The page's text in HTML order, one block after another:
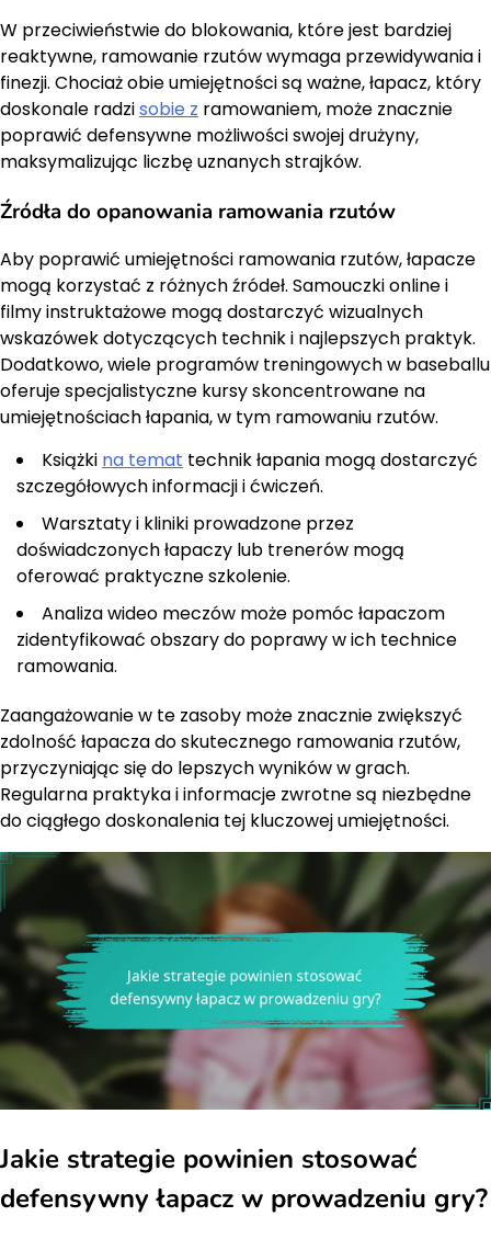
W przeciwieństwie do blokowania, które jest bardziej
reaktywne, ramowanie rzutów wymaga przewidywania i
finezji. Chociaż obie umiejętności są ważne, łapacz, który
doskonale radzisobie z ramowaniem, może znacznie
poprawić defensywne możliwości swojej drużyny,
maksymalizując liczbę uznanych strajków.
Źródła do opanowania ramowania rzutów
Aby poprawić umiejętności ramowania rzutów, łapacze
mogą korzystać z różnych źródeł. Samouczki online i
filmy instruktażowe mogą dostarczyć wizualnych
wskazówek dotyczących technik i najlepszych praktyk.
Dodatkowo, wiele programów treningowych w baseballu
oferuje specjalistyczne kursy skoncentrowane na
umiejętnościach łapania, w tym ramowaniu rzutów.
Książki na temat technik łapania mogą dostarczyć
szczegółowych informacji i ćwiczeń.
Warsztaty i kliniki prowadzone przez
doświadczonych łapaczy lub trenerów mogą
oferować praktyczne szkolenie.
Analiza wideo meczów może pomóc łapaczom
zidentyfikować obszary do poprawy w ich technice
ramowania.
Zaangażowanie w te zasoby może znacznie zwiększyć
zdolność łapacza do skutecznego ramowania rzutów,
przyczyniając się do lepszych wyników w grach.
Regularna praktyka i informacje zwrotne są niezbędne
do ciągłego doskonalenia tej kluczowej umiejętności.
Jakie strategie powinien stosować
defensywny łapacz w prowadzeniu gry?